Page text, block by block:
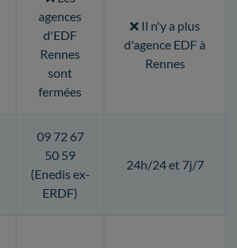
agences
d'EDF
Rennes
sont
fermées
❌ Il n'y a plus
d'agence EDF à
Rennes
09 72 67
50 59
(Enedis ex-
ERDF)
24h/24 et 7j/7